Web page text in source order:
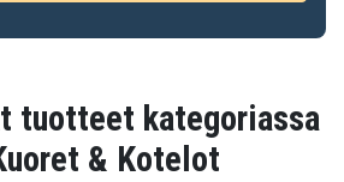
tuotteet kategoriassa
& Kotelot